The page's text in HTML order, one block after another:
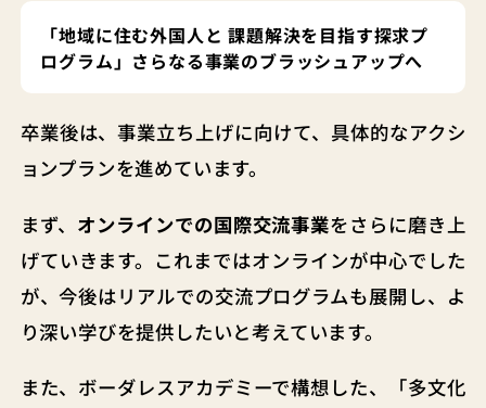
「地域に住む外国人と 課題解決を目指す探求プ
ログラム」さらなる事業のブラッシュアップへ
卒業後は、事業立ち上げに向けて、具体的なアクシ
ョンプランを進めています。
まず、 オンラインでの国際交流事業をさらに磨き上
げていきます。これまではオンラインが中心でした
が、今後はリアルでの交流プログラムも展開し、よ
り深い学びを提供したいと考えています。
また、ボーダレスアカデミーで構想した、「多文化